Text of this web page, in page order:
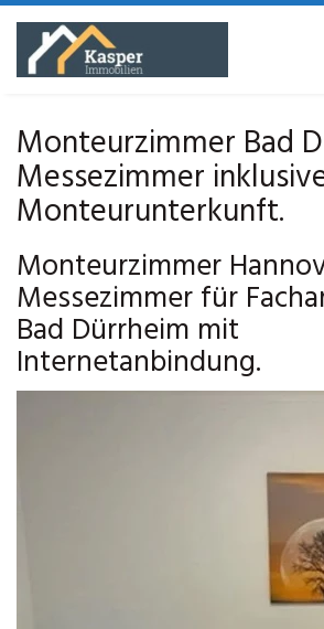
Skip
main
Monteurzimmer Bad
Messezimmer
Monteurunterkunft.
Monteurzimmer
Messezimmer für
Bad Dürrheim mit
Internetanbindung.